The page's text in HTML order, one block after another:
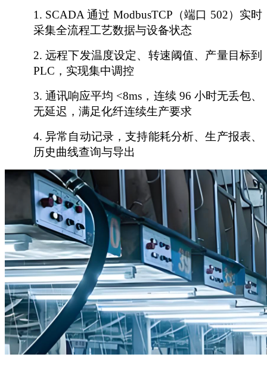
1. SCADA 通过 ModbusTCP（端口 502）实时
采集全流程工艺数据与设备状态
2.远程下发温度设定、转速阈值、产量目标到
PLC，实现集中调控
3.通讯响应平均 <8ms，连续 96 小时无丢包、
无延迟，满足化纤连续生产要求
4.异常自动记录，支持能耗分析、生产报表、
历史曲线查询与导出